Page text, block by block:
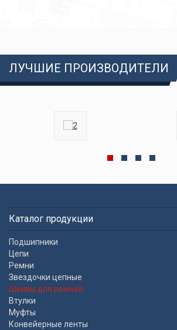
ЛУЧШИЕ ПРОИЗВОДИТЕЛИ
Каталог продукции
Подшипники
Цепи
Ремни
Звездочки цепные
Шкивы для ремней
Втулки
Муфты
Конвейерные ленты